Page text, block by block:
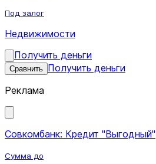
Под залог
Недвижимости
Получить деньги
Сравнить Получить деньги
Реклама
Совкомбанк: Кредит "Выгодный"
Сумма до